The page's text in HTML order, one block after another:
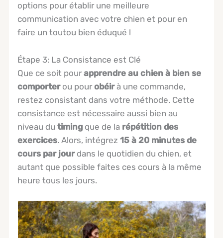
options pour établir une meilleure
communication avec votre chien et pour en
faire un toutou bien éduqué !
Étape 3: La Consistance est Clé
Que ce soit pourapprendre au chien à bien se
comporterou pourobéirà une commande,
restez consistant dans votre méthode. Cette
consistance est nécessaire aussi bien au
niveau dutiming que de la répétition des
exercices. Alors, intégrez15 à 20 minutes de
cours par jour dans le quotidien du chien, et
autant que possible faites ces cours à la même
heure tous les jours.